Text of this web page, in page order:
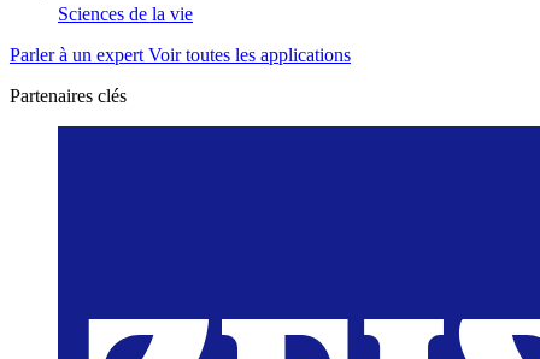
Sciences de la vie
Parler à un expert Voir toutes les applications
Partenaires clés